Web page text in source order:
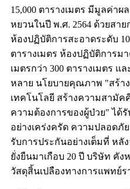
15,000 ตารางเมตร มีมูลค่า
หยวนในปี พ.ศ. 2564 ด้วยสา
ห้องปฏิบัติการสะอาดระดับ
ตารางเมตร ห้องปฏิบัติการมา
เมตรกว่า 300 ตารางเมตร
หลาย นโยบายคุณภาพ "สร้า
เทคโนโลยี สร้างความสามั
ความต้องการของผู้ป่วย" ได้
อย่างเคร่งครัด ความปลอด
รับการประกันอย่างเต็มที่ ห
ยั่งยืนมาเกือบ 20 ปี บริษัท คั
วัสดุสิ้นเปลืองทางการแพทย์